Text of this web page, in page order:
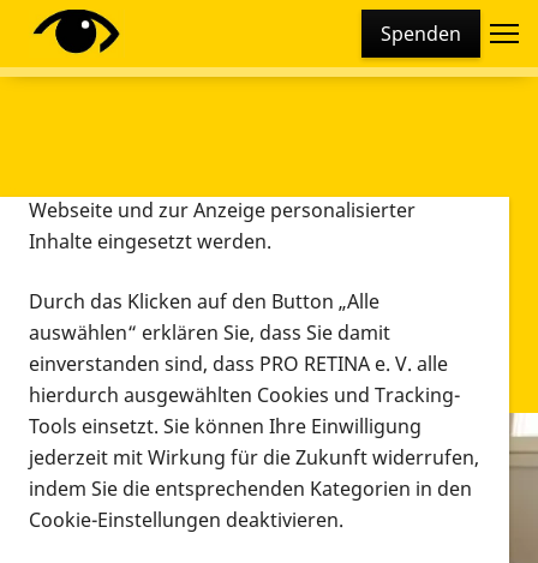
Spenden
Infomaterial
Infomaterial
Diese Webseite setzt verschiedene Cookies und
Tracking-Tools ein. Dies beinhaltet Cookies und
Webseite und zur Anzeige personalisierter
Inhalte eingesetzt werden.
Durch das Klicken auf den Button „Alle
auswählen“ erklären Sie, dass Sie damit
einverstanden sind, dass PRO RETINA e. V. alle
hierdurch ausgewählten Cookies und Tracking-
Tools einsetzt. Sie können Ihre Einwilligung
jederzeit mit Wirkung für die Zukunft widerrufen,
indem Sie die entsprechenden Kategorien in den
Cookie-Einstellungen deaktivieren.